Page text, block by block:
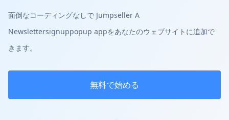
面倒なコーディングなしで Jumpseller A
Newslettersignuppopup appをあなたのウェブサイトに追加で
きます。
無料で始める